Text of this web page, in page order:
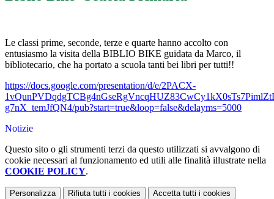
Le classi prime, seconde, terze e quarte hanno accolto con
entusiasmo la visita della BIBLIO BIKE guidata da Marco, il
bibliotecario, che ha portato a scuola tanti bei libri per tutti!!
https://docs.google.com/presentation/d/e/2PACX-
g7nX_temJfQN4/pub?start=true&loop=false&delayms=5000
Notizie
Questo sito o gli strumenti terzi da questo utilizzati si avvalgono di
cookie necessari al funzionamento ed utili alle finalità illustrate nella
COOKIE POLICY.
Personalizza Rifiuta tutti i cookies Accetta tutti i cookies